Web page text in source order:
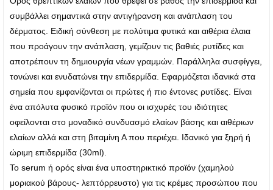
συμβάλλει σημαντικά στην αντιγήρανση και ανάπλαση του
δέρματος. Ειδική σύνθεση με πολύτιμα φυτικά και αιθέρια έλαια
που προάγουν την ανάπλαση, γεμίζουν τις βαθιές ρυτίδες και
αποτρέπουν τη δημιουργία νέων γραμμών. Παράλληλα συσφίγγει,
τονώνει και ενυδατώνει την επιδερμίδα. Εφαρμόζεται ιδανικά στα
σημεία που εμφανίζονται οι πρώτες ή πιο έντονες ρυτίδες. Είναι
ένα απόλυτα φυσικό προϊόν που οι ισχυρές του ιδιότητες
οφείλονται στο μοναδικό συνδυασμό ελαίων βάσης και αιθέριων
ελαίων αλλά και στη βιταμίνη Α που περιέχει. Ιδανικό για ξηρή ή
ώριμη επιδερμίδα (30ml).
To serum ή ορός είναι ένα υποστηρικτικό προϊόν (χαμηλού
μοριακού βάρους- λεπτόρρευστο) για τις κρέμες προσώπου που